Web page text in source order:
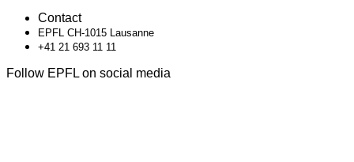
Contact
EPFL CH-1015 Lausanne
+41 21 693 11 11
Follow EPFL on social media